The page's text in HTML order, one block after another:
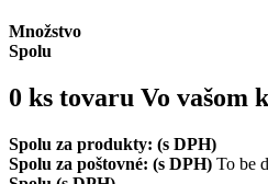
Množstvo
Spolu
0 ks tovaru Vo vašom
Spolu za produkty: (s DPH)
Spolu za poštovné: (s DPH) To be